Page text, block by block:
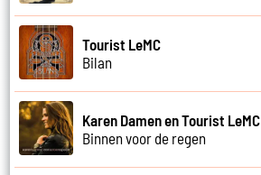
Tourist LeMC
Bilan
Karen Damen en Tourist LeMC
Binnen voor de regen